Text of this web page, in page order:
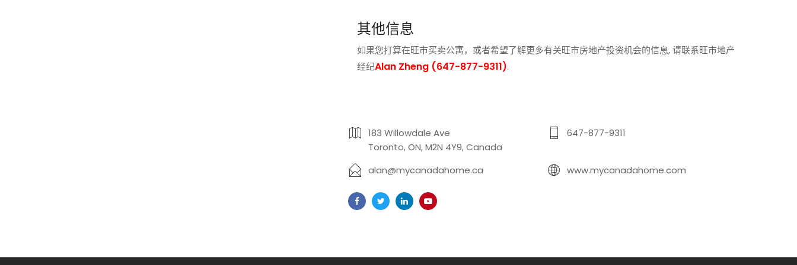
其他信息
如果您打算在旺市买卖公寓，或者希望了解更多有关旺市房地产投资机会的信息, 请联系旺市地产
经纪Alan Zheng (647-877-9311).
183 Willowdale Ave
Toronto, ON, M2N 4Y9, Canada
647-877-9311
alan@mycanadahome.ca www.mycanadahome.com